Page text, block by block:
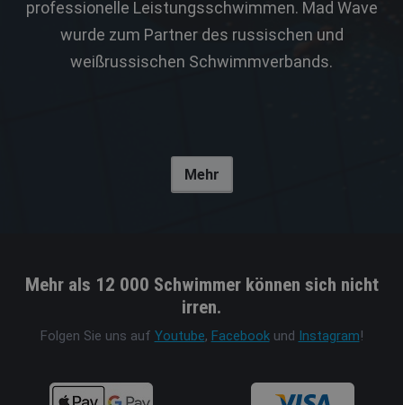
professionelle Leistungsschwimmen. Mad Wave
wurde zum Partner des russischen und
weißrussischen Schwimmverbands.
Mehr
Mehr als 12 000 Schwimmer können sich nicht
irren.
Folgen Sie uns auf Youtube, Facebookund Instagram!